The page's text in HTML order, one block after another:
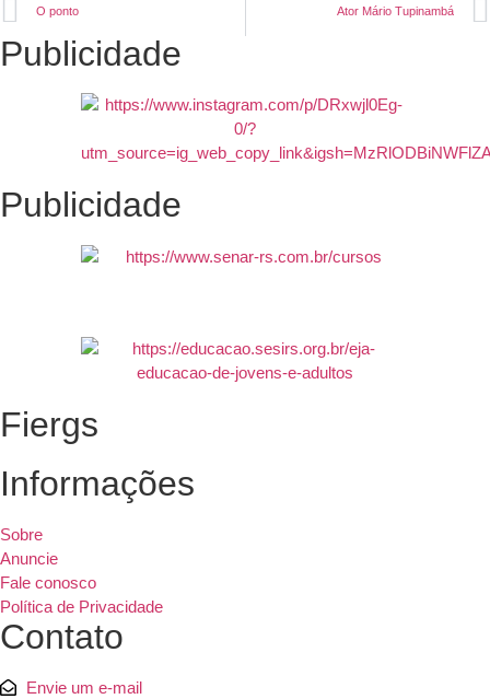
O ponto Ator Mário Tupinambá
Publicidade
Publicidade
Fiergs
Informações
Sobre
Anuncie
Fale conosco
Política de Privacidade
Contato
Envie um e-mail